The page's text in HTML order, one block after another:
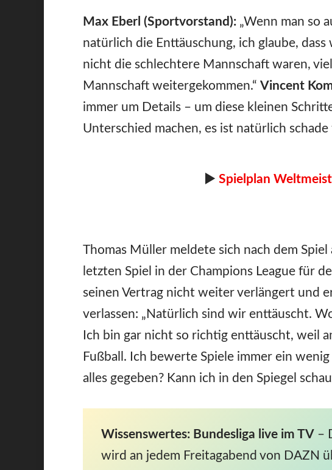
Max Eberl (Sportvorstand): „Wenn man so
natürlich die Enttäuschung, ich glaube,
nicht die schlechtere Mannschaft waren,
Mannschaft weitergekommen.“Vincent
immer um Details – um diese kleinen
Unterschied machen, es ist natürlich schade
► Spielplan
Thomas Müller meldete sich nach dem
letzten Spiel in der Champions League für
seinen Vertrag nicht weiter verlängert und
verlassen: „Natürlich sind wir enttäuscht.
Ich bin gar nicht so richtig enttäuscht, weil
Fußball. Ich bewerte Spiele immer ein
alles gegeben? Kann ich in den Spiegel
Wissenswertes: Bundesliga live im TV –
wird an jedem Freitagabend von DAZN